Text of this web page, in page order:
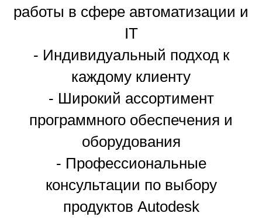
работы в сфере автоматизации и
IT
- Индивидуальный подход к
каждому клиенту
- Широкий ассортимент
программного обеспечения и
оборудования
- Профессиональные
консультации по выбору
продуктов Autodesk